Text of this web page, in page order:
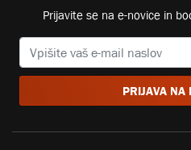
Prijavite se na e-novice in
PRIJAVA NA